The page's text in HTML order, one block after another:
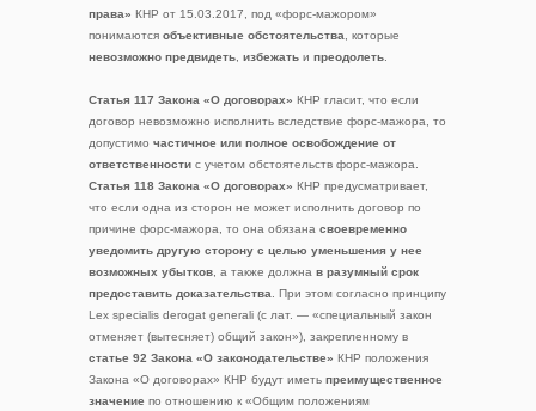
права» КНР от 15.03.2017, под «форс-мажором»
понимаются объективные обстоятельства , которые
невозможно предвидеть избежать и преодолеть
Статья 117 Закона «О договорах» КНР гласит, что если
договор невозможно исполнить вследствие форс-мажора, то
допустимо частичное или полное освобождение от
ответственности с учетом обстоятельств форс-мажора.
Статья 118 Закона «О договорах» КНР предусматривает,
что если одна из сторон не может исполнить договор по
причине форс-мажора, то она обязана своевременно
уведомить другую сторону с целью уменьшения у нее
возможных убытков , а также должна в разумный срок
предоставить доказательства . При этом согласно принципу
Lex specialis derogat generali (с лат. — «специальный закон
отменяет (вытесняет) общий закон»), закрепленному в
статье 92 Закона «О законодательстве» КНР положения
Закона «О договорах» КНР будут иметь преимущественное
значение по отношению к «Общим положениям